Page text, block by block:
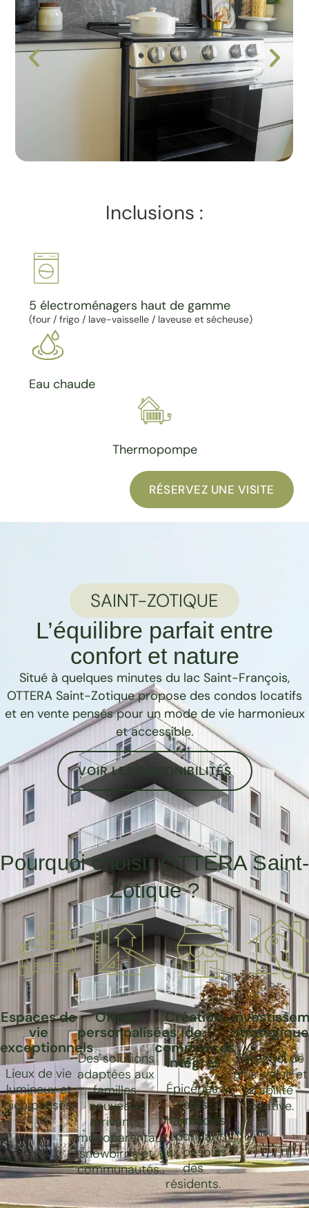
Inclusions :
5 électroménagers haut de gamme
(four / frigo / lave-vaisselle / laveuse et sécheuse)
Eau chaude
Thermopompe
RÉSERVEZ UNE VISITE
SAINT-ZOTIQUE
L’équilibre parfait entre
confort et nature
Situé à quelques minutes du lac Saint-François,
OTTERA Saint-Zotique propose des condos locatifs
et en vente pensés pour un mode de vie harmonieux
et accessible.
VOIR LES DISPONIBILITÉS
Pourquoi choisir OTTERA Saint-
Zotique ?
Espaces de
vie
exceptionnels
Lieux de vie
lumineux et
bien pensés.
Offres
personnalisées
Des solutions
adaptées aux
familles,
nouveaux
arrivants,
monoparentaux,
snowbirds et
communautés.
Création
de
commerces
intégrés
Épiceries,
cafés,
pharmacies,
répondant
aux besoins
des
résidents.
stratégique
Potentiel de
plus-value et
stabilité
locative.